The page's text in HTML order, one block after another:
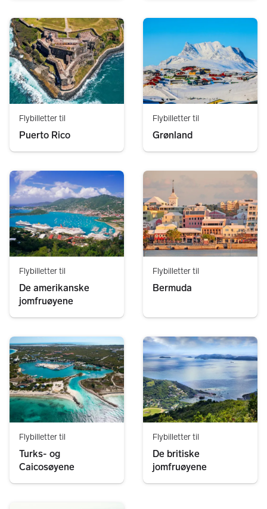
Flybilletter til
Puerto Rico
Flybilletter til
Grønland
Flybilletter til
De amerikanske
jomfruøyene
Flybilletter til
Bermuda
Flybilletter til
Turks- og
Caicosøyene
Flybilletter til
De britiske
jomfruøyene